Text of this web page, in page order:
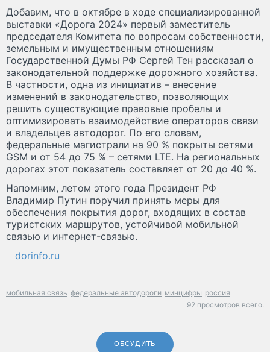
Добавим, что в октябре в ходе специализированной
выставки «Дорога 2024» первый заместитель
председателя Комитета по вопросам собственности,
земельным и имущественным отношениям
Государственной Думы РФ Сергей Тен рассказал о
законодательной поддержке дорожного хозяйства.
В частности, одна из инициатив – внесение
изменений в законодательство, позволяющих
решить существующие правовые пробелы и
оптимизировать взаимодействие операторов связи
и владельцев автодорог. По его словам,
федеральные магистрали на 90 % покрыты сетями
GSM и от 54 до 75 % – сетями LTE. На региональных
дорогах этот показатель составляет от 20 до 40 %.
Напомним, летом этого года Президент РФ
Владимир Путин поручил принять меры для
обеспечения покрытия дорог, входящих в состав
туристских маршрутов, устойчивой мобильной
связью и интернет-связью.
dorinfo.ru
мобильная связь федеральные автодороги минцифры россия
92 просмотров всего.
ОБСУДИТЬ